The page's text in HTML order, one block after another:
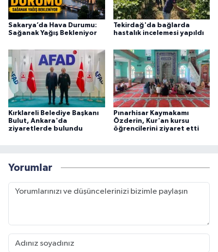
Sakarya’da Hava Durumu:
Sağanak Yağış Bekleniyor
Tekirdağ'da bağlarda
hastalık incelemesi yapıldı
Kırklareli Belediye Başkanı
Bulut, Ankara'da
ziyaretlerde bulundu
Pınarhisar Kaymakamı
Özderin, Kur'an kursu
öğrencilerini ziyaret etti
Yorumlar